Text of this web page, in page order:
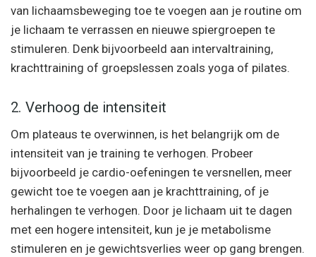
van lichaamsbeweging toe te voegen aan je routine om
je lichaam te verrassen en nieuwe spiergroepen te
stimuleren. Denk bijvoorbeeld aan intervaltraining,
krachttraining of groepslessen zoals yoga of pilates.
2. Verhoog de intensiteit
Om plateaus te overwinnen, is het belangrijk om de
intensiteit van je training te verhogen. Probeer
bijvoorbeeld je cardio-oefeningen te versnellen, meer
gewicht toe te voegen aan je krachttraining, of je
herhalingen te verhogen. Door je lichaam uit te dagen
met een hogere intensiteit, kun je je metabolisme
stimuleren en je gewichtsverlies weer op gang brengen.